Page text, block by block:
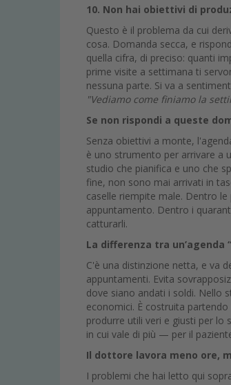
10. Non hai obiettivi di
Questo è il problema da cui
cosa. Domanda secca, e
quella cifra, di preciso: quanti
prime visite a settimana ti
nessuna parte. Si va a
"Vediamo come finiamo la
Se non rispondi a queste
Senza obiettivi a monte,
è uno strumento per arrivare a
studio che pianifica e uno che
fine, non sono mai arrivati in
caselle riempite male. Dentro
appuntamento. Dentro i
catturarli.
La differenza tra un’agenda
C'è una distinzione netta, e va
appuntamenti. Evita
dove siano andati i soldi. Nello
economici. È costruita
produrre utili veri e giusti per lo
in cui vale di più — per il
Il dottore lavora meno ore,
I problemi che hai letto qui